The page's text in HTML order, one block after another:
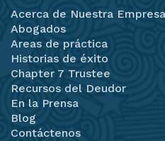
Acerca de Nuestra Empresa
Abogados
Areas de práctica
Historias de éxito
Chapter 7 Trustee
Recursos del Deudor
En la Prensa
Blog
Contáctenos